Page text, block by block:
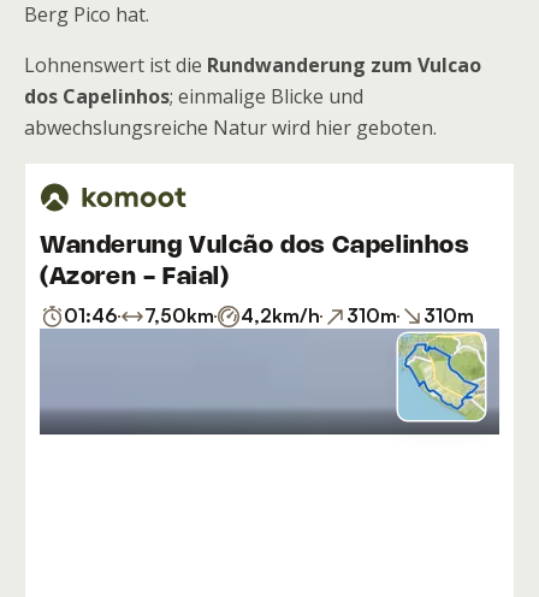
Berg Pico hat.
Lohnenswert ist die Rundwanderung zum Vulcao
dos Capelinhos; einmalige Blicke und
abwechslungsreiche Natur wird hier geboten.